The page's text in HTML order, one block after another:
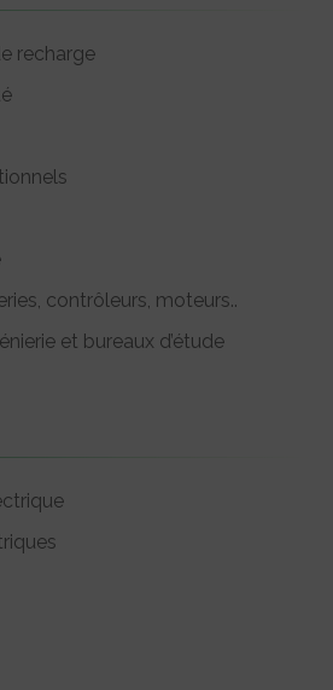
recharge
contrôleurs, moteurs..
et bureaux d’étude